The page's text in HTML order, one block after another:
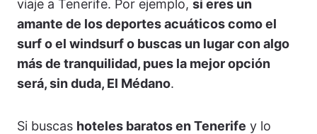
viaje a Tenerife. Por ejemplo, si eres un
amante de los deportes acuáticos como el
surf o el windsurf o buscas un lugar con algo
más de tranquilidad, pues la mejor opción
será, sin duda, El Médano.
Si buscas hoteles baratos en Tenerife y lo